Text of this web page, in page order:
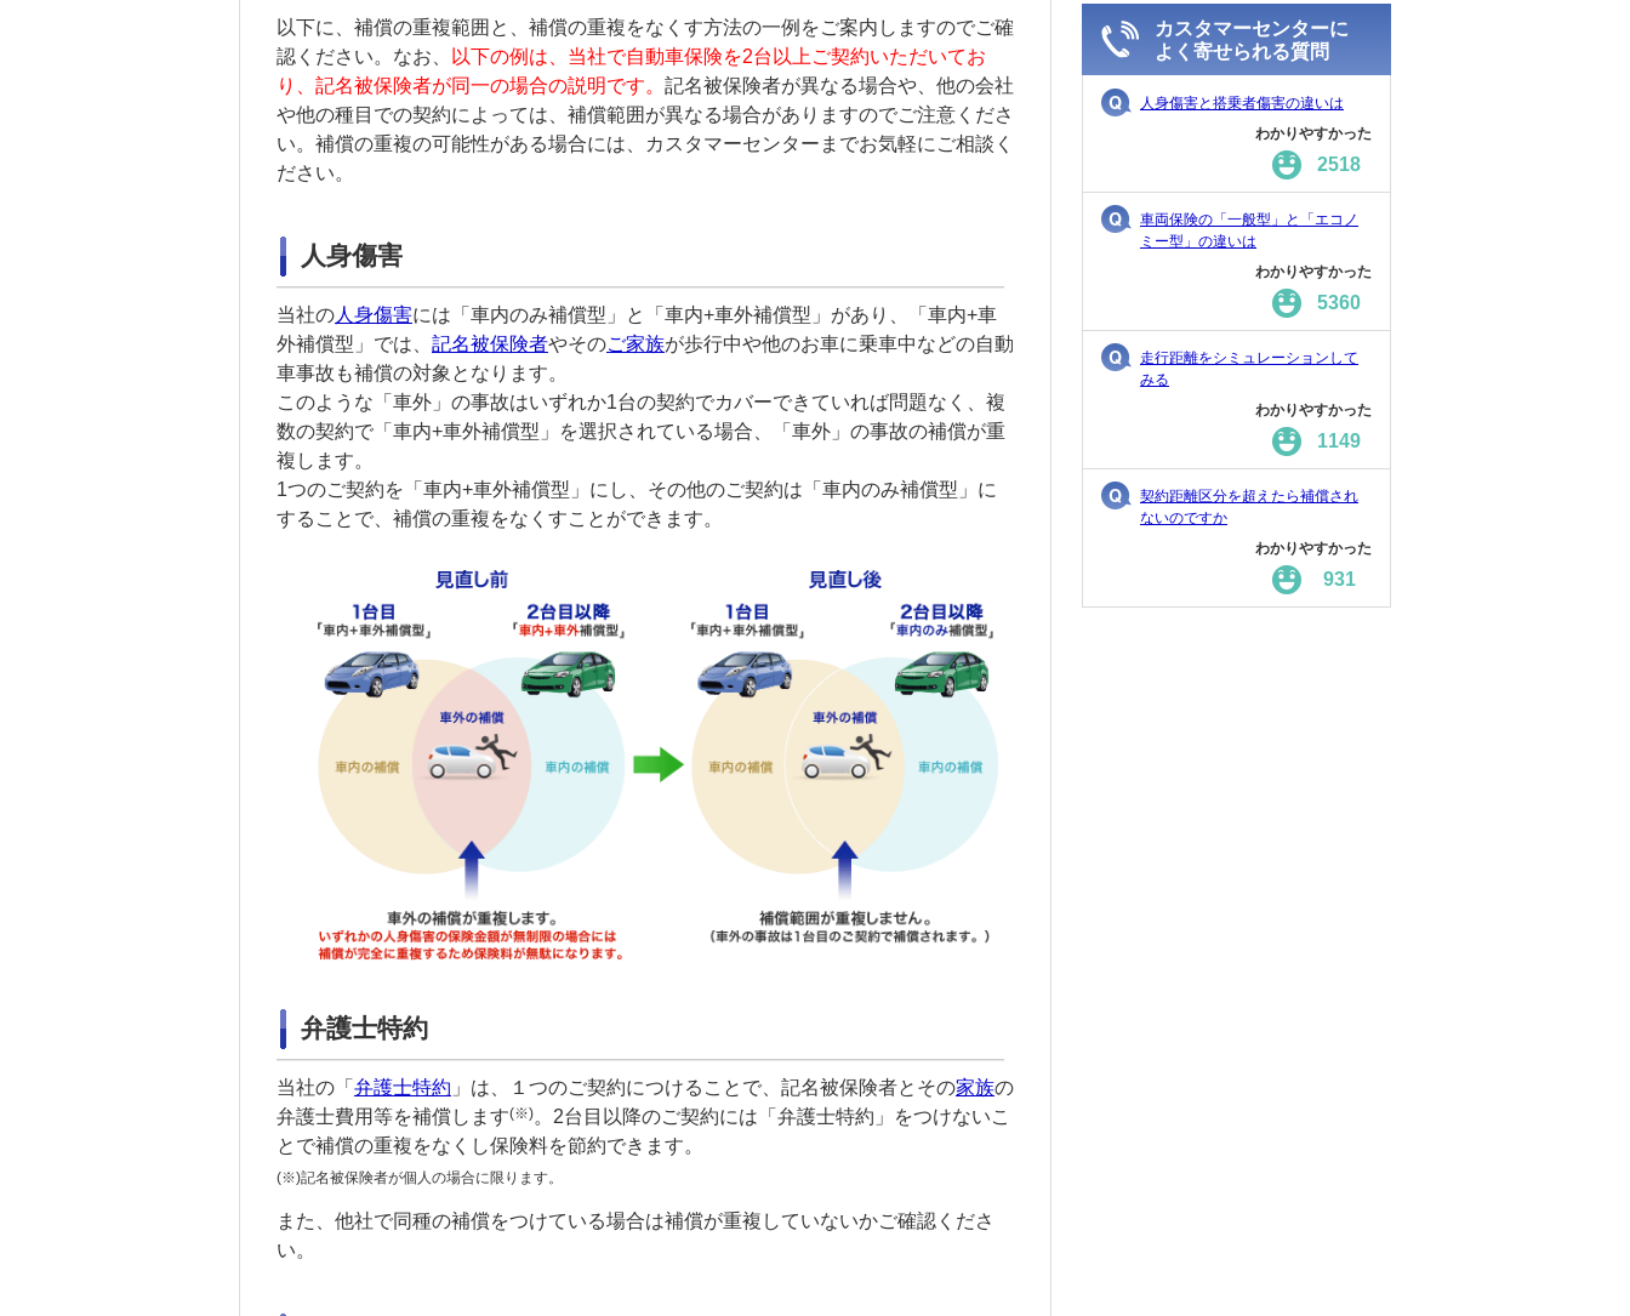
以下に、補償の重複範囲と、補償の重複をなくす方法の一例をご案内しますのでご確
認ください。なお、
以下の例は、当社で自動車保険を2台以上ご契約いただいてお
り、 記名被保険者が同一の場合の説明です。 記名被保険者が異なる場合や、他の会社
や他の種目での契約によっては、補償範囲が異なる場合がありますのでご注意くださ
い。補償の重複の可能性がある場合には、カスタマーセンターまでお気軽にご相談く
ださい。
人身傷害
当社の人身傷害には「車内のみ補償型」と「車内+車外補償型」があり、「車内+車
外補償型」では、 記名被保険者やそのご家族が歩行中や他のお車に乗車中などの自動
車事故も補償の対象となります。
このような「車外」の事故はいずれか1台の契約でカバーできていれば問題なく、複
数の契約で「車内+車外補償型」を選択されている場合、「車外」の事故の補償が重
複します。
1つのご契約を「車内+車外補償型」にし、その他のご契約は「車内のみ補償型」に
することで、補償の重複をなくすことができます。
弁護士特約
当社の「 弁護士特約 」は、１つのご契約につけることで、 記名被保険者とその家族の
弁護士費用等を補償します(※)。2台目以降のご契約には「 弁護士特約 」をつけないこ
とで補償の重複をなくし保険料を節約できます。
(※)記名被保険者が個人の場合に限ります。
また、他社で同種の補償をつけている場合は補償が重複していないかご確認くださ
い。
カスタマーセンターに
よく寄せられる質問
人身傷害と搭乗者傷害の違いは
わかりやすかった
2518
車両保険の「一般型」と「エコノ
ミー型」の違いは
わかりやすかった
5360
走行距離をシミュレーションして
みる
わかりやすかった
1149
契約距離区分を超えたら補償され
ないのですか
わかりやすかった
931